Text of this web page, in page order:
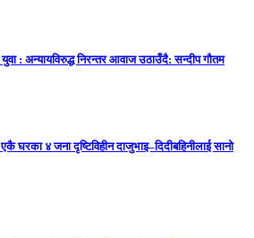
: अन्यायविरुद्ध निरन्तर आवाज उठाउँदै: सन्दीप गौतम
घरका ४ जना दृष्टिविहीन दाजुभाइ–दिदीबहिनीलाई सानो